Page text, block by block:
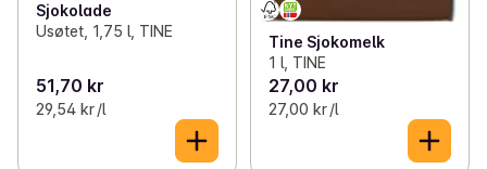
Sjokolade
Usøtet, 1,75 l, TINE
51,70 kr
29,54 kr /l
Tine Sjokomelk
1 l, TINE
27,00 kr
27,00 kr /l